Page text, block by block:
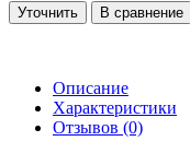
Уточнить В сравнение
Описание
Характеристики
Отзывов (0)